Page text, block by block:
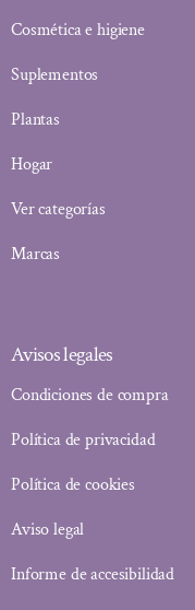
Cosmética e higiene
Suplementos
Plantas
Hogar
Ver categorías
Marcas
Avisos legales
Condiciones de compra
Política de privacidad
Política de cookies
Aviso legal
Informe de accesibilidad